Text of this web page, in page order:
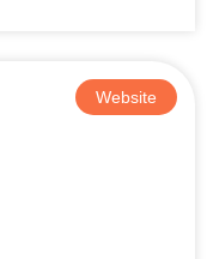
Website